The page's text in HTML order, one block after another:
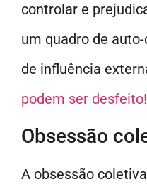
controlar e
um quadro de
de influência
podem ser desfeito!
Obsessão
A obsessão